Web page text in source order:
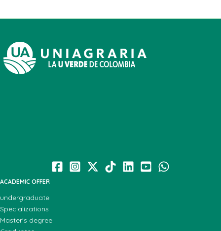
ACADEMIC OFFER
undergraduate
Specializations
Master's degree